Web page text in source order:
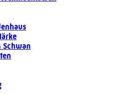
Schwan